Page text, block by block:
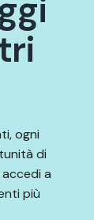
gi
ri
ogni
di
a
più